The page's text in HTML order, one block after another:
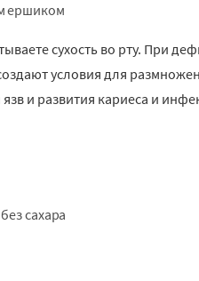
ершиком
сухость во рту. При
создают условия для
и развития кариеса и
сахара